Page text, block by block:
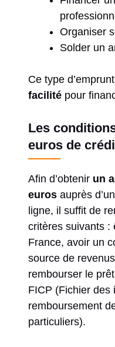
Organiser
Solder un
Ce type
facilité pour
Les
euros de
Afin d’obtenir un
euros auprès
ligne, il suffit de
critères suivants :
France, avoir un
source de
rembourser le
FICP (Fichier des
remboursement
particuliers).